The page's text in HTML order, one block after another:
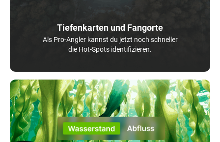
Tiefenkarten und Fangorte
Als Pro-Angler kannst du jetzt noch schneller
die Hot-Spots identifizieren.